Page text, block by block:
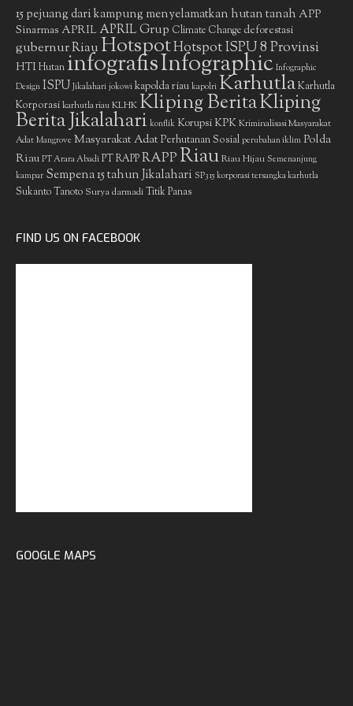
15 pejuang dari kampung menyelamatkan hutan tanah APP
Sinarmas APRIL APRIL Grup Climate Change deforestasi
gubernur RiauHotspotHotspot ISPU 8 Provinsi
HTIHutan infografisInfographic Infographic
Design ISPU Jikalahari jokowi kapolda riau kapolri KarhutlaKarhutla
Korporasikarhutla riauKLHKKliping BeritaKliping
Berita Jikalahari konflik Korupsi KPKKriminalisasi Masyarakat
Adat Mangrove Masyarakat AdatPerhutanan Sosial perubahan iklim Polda
Riau PT Arara Abadi PT RAPPRAPPRiauRiau Hijau Semenanjung
kampar Sempena 15 tahun Jikalahari SP3 15 korporasi tersangka karhutla
Sukanto Tanoto Surya darmadiTitik Panas
FIND US ON FACEBOOK
GOOGLE MAPS